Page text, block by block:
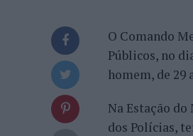
O Comando
Públicos, no
homem, de 29
Na Estação
dos Polícias,